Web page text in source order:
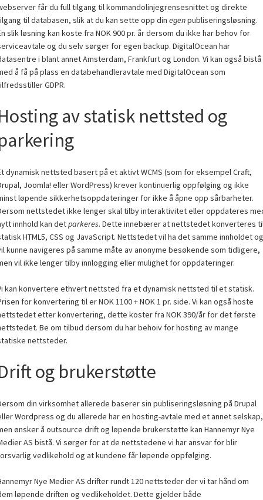
får du full tilgang til kommandolinjegrensesnittet og direkte
til databasen, slik at du kan sette opp din egenpubliseringsløsning.
slik løsning kan koste fra NOK 900 pr. år dersom du ikke har behov for
og du selv sørger for egen backup. DigitalOcean har
i blant annet Amsterdam, Frankfurt og London. Vi kan også bistå
å få på plass en databehandleravtale med DigitalOcean som
GDPR.
av statisk nettsted og
dynamisk nettsted basert på et aktivt WCMS (som for eksempel Craft,
Joomla! eller WordPress) krever kontinuerlig oppfølging og ikke
løpende sikkerhetsoppdateringer for ikke å åpne opp sårbarheter.
nettstedet ikke lenger skal tilby interaktivitet eller oppdateres
innhold kan detparkeres. Dette innebærer at nettstedet konverteres
HTML5, CSS og JavaScript. Nettstedet vil ha det samme innholdet og
kunne navigeres på samme måte av anonyme besøkende som tidligere,
vil ikke lenger tilby innlogging eller mulighet for oppdateringer.
kan konvertere ethvert nettsted fra et dynamisk nettsted til et statisk.
for konvertering til er NOK 1100 + NOK 1 pr. side. Vi kan også hoste
etter konvertering, dette koster fra NOK 390/år for det første
Be om tilbud dersom du har behoiv for hosting av mange
nettsteder.
og brukerstøtte
din virksomhet allerede baserer sin publiseringsløsning på Drupal
Wordpress og du allerede har en hosting-avtale med et annet selskap,
ønsker å outsource drift og løpende brukerstøtte kan Hannemyr Nye
AS bistå. Vi sørger for at de nettstedene vi har ansvar for blir
vedlikehold og at kundene får løpende oppfølging.
Nye Medier AS drifter rundt 120 nettsteder der vi tar hånd om
løpende driften og vedlikeholdet. Dette gjelder både